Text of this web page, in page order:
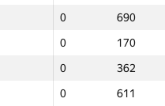
0
690
0
170
0
362
0
611
0
690
0
170
0
362
0
611